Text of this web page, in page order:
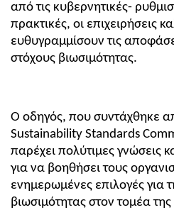
από τις κυβερνητικές-
πρακτικές, οι επιχειρήσεις
ευθυγραμμίσουν τις
στόχους βιωσιμότητας.
Ο οδηγός, που συντάχθηκε
Sustainability Standards
παρέχει πολύτιμες γνώσεις
για να βοηθήσει τους
ενημερωμένες επιλογές για
βιωσιμότητας στον τομέα